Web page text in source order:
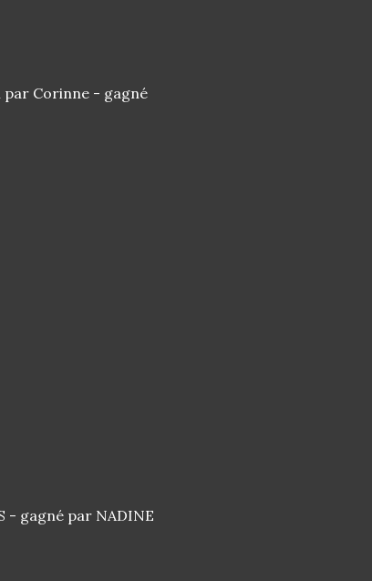
par Corinne - gagné
- gagné par NADINE